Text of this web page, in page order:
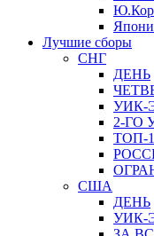
Лучшие сборы
СНГ
ДЕНЬ
УИК-
2-ГО
ТОП-
США
ДЕНЬ
УИК-